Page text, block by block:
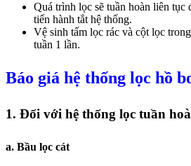
Quá trình lọc sẽ tuần hoàn liên tục
tiến hành tắt hệ thống.
Vệ sinh tấm lọc rác và cột lọc
tuần 1 lần.
Báo giá hệ thống lọc hồ
1. Đối với hệ thống lọc tuần
a. Bầu lọc cát